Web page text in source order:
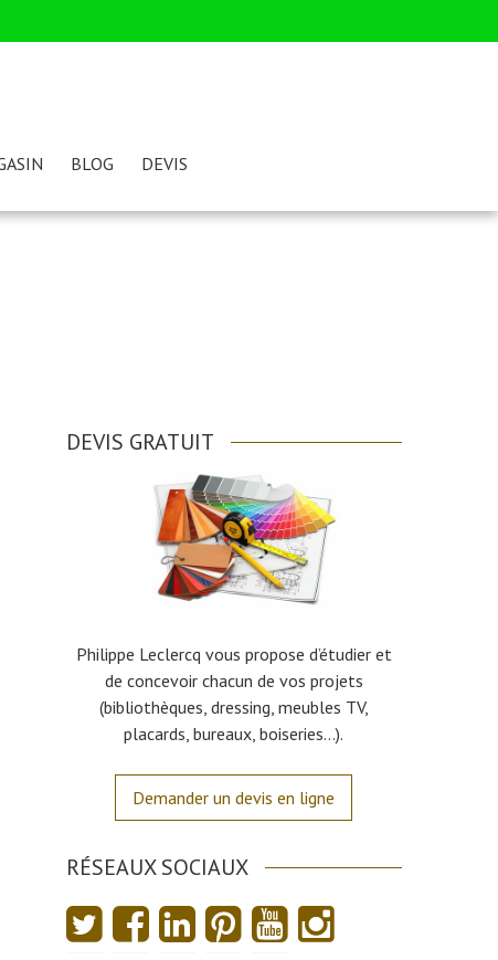
BLOG DEVIS
DEVIS GRATUIT
Philippe Leclercq vous propose d’étudier et
de concevoir chacun de vos projets
(bibliothèques, dressing, meubles TV,
placards, bureaux, boiseries…).
Demander un devis en ligne
RÉSEAUX SOCIAUX